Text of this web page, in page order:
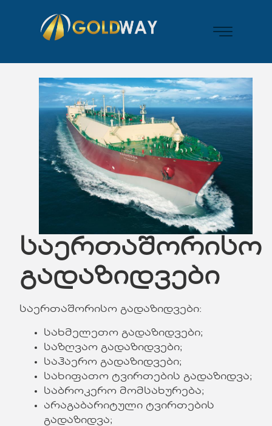
საერთაშორისო
გადაზიდვები
საერთაშორისო გადაზიდვები:
სახმელეთო გადაზიდვები;
საზღვაო გადაზიდვები;
საჰაერო გადაზიდვები;
სახიფათო ტვირთების გადაზიდვა;
საბროკერო მომსახურება;
არაგაბარიტული ტვირთების
გადაზიდვა;